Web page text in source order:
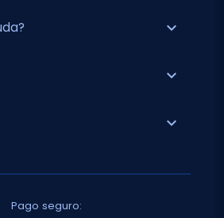
expand_more
expand_more
expand_more
Pago seguro: